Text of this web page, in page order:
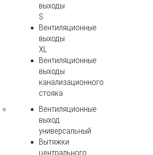
выходы
S
Вентиляционные
выходы
XL
Вентиляционные
выходы
канализационного
стояка
Вентиляционные
выход
универсальный
Вытяжки
центрального